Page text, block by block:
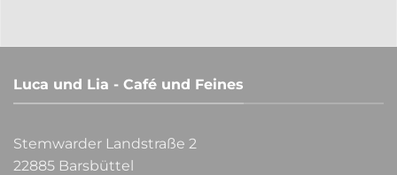
Luca und Lia - Café und Feines
Stemwarder Landstraße 2
22885 Barsbüttel